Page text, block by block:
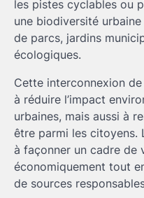
les pistes cyclables ou
une biodiversité
de parcs, jardins
écologiques.
Cette interconnexion
à réduire l’impact
urbaines, mais aussi à
être parmi les citoyens.
à façonner un cadre de
économiquement tout
de sources